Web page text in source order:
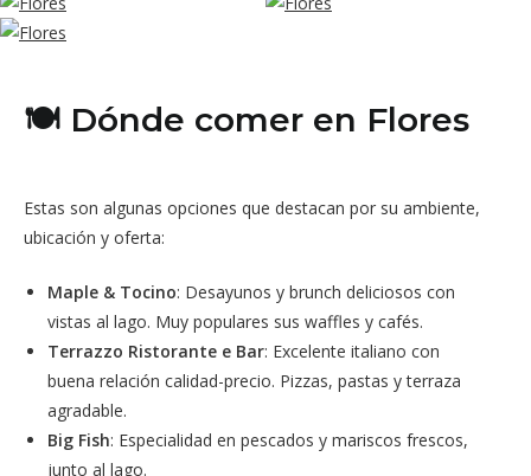
🍽️ Dónde comer en Flores
Estas son algunas opciones que destacan por su ambiente,
ubicación y oferta:
Maple & Tocino: Desayunos y brunch deliciosos con
vistas al lago. Muy populares sus waffles y cafés.
Terrazzo Ristorante e Bar: Excelente italiano con
buena relación calidad-precio. Pizzas, pastas y terraza
agradable.
Big Fish: Especialidad en pescados y mariscos frescos,
junto al lago.